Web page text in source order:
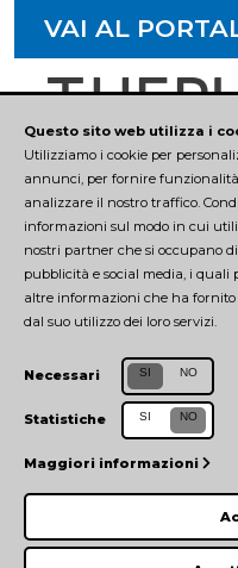
VAI AL
CONTATTI
tecnopolopr@unipr.it
0521 906541
Università degli Studi di
PRIVACY POLICY|COOKIE POLICY
Questo sito web utilizza i
Utilizziamo i cookie per
annunci, per fornire funzionalità
analizzare il nostro traffico.
informazioni sul modo in cui
nostri partner che si occupano
pubblicità e social media, i quali
altre informazioni che ha
dal suo utilizzo dei loro servizi.
Necessari SI NO
Statistiche SI NO
Maggiori informazioni